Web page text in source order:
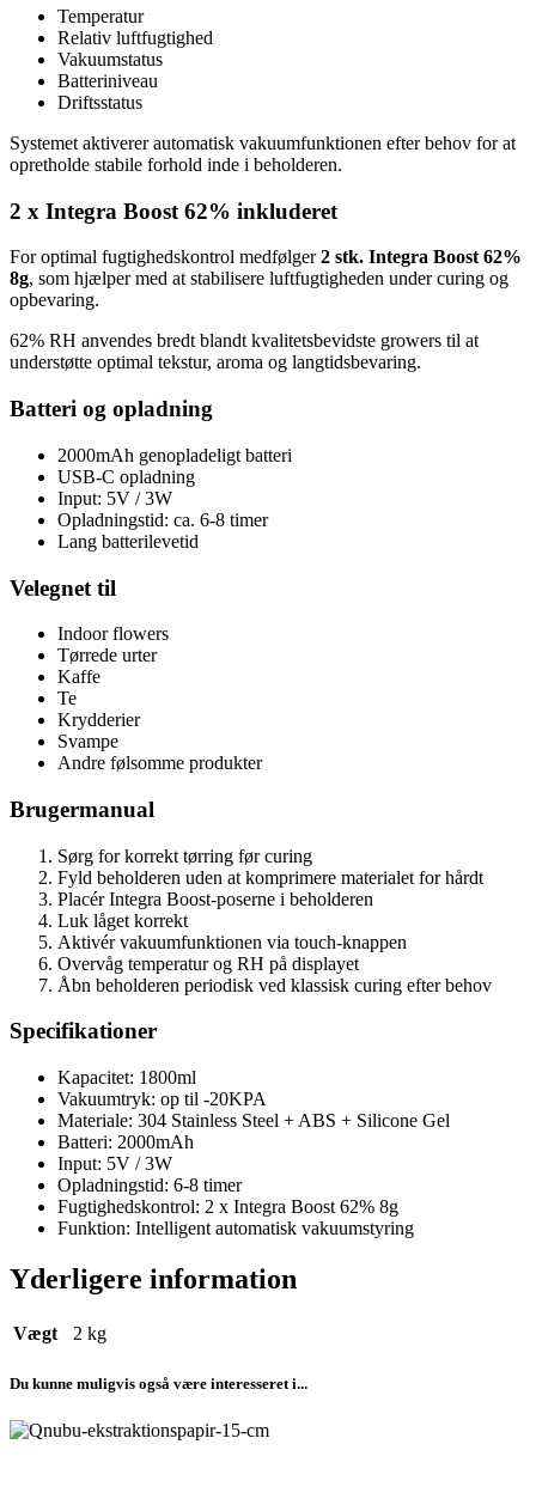
Temperatur
Relativ luftfugtighed
Vakuumstatus
Batteriniveau
Driftsstatus
Systemet aktiverer automatisk vakuumfunktionen efter behov for at
opretholde stabile forhold inde i beholderen.
2 x Integra Boost 62% inkluderet
For optimal fugtighedskontrol medfølger2 stk. Integra Boost 62%
8g, som hjælper med at stabilisere luftfugtigheden under curing og
opbevaring.
62% RH anvendes bredt blandt kvalitetsbevidste growers til at
understøtte optimal tekstur, aroma og langtidsbevaring.
Batteri og opladning
2000mAh genopladeligt batteri
USB-C opladning
Input: 5V / 3W
Opladningstid: ca. 6-8 timer
Lang batterilevetid
Velegnet til
Indoor flowers
Tørrede urter
Kaffe
Te
Krydderier
Svampe
Andre følsomme produkter
Brugermanual
Sørg for korrekt tørring før curing
Fyld beholderen uden at komprimere materialet for hårdt
Placér Integra Boost-poserne i beholderen
Luk låget korrekt
Aktivér vakuumfunktionen via touch-knappen
Overvåg temperatur og RH på displayet
Åbn beholderen periodisk ved klassisk curing efter behov
Specifikationer
Kapacitet: 1800ml
Vakuumtryk: op til -20KPA
Materiale: 304 Stainless Steel + ABS + Silicone Gel
Batteri: 2000mAh
Input: 5V / 3W
Opladningstid: 6-8 timer
Fugtighedskontrol: 2 x Integra Boost 62% 8g
Funktion: Intelligent automatisk vakuumstyring
Yderligere information
Vægt 2 kg
Du kunne muligvis også være interesseret i...